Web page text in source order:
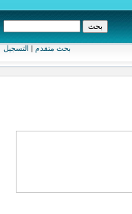
بحث متقدم | التسجيل